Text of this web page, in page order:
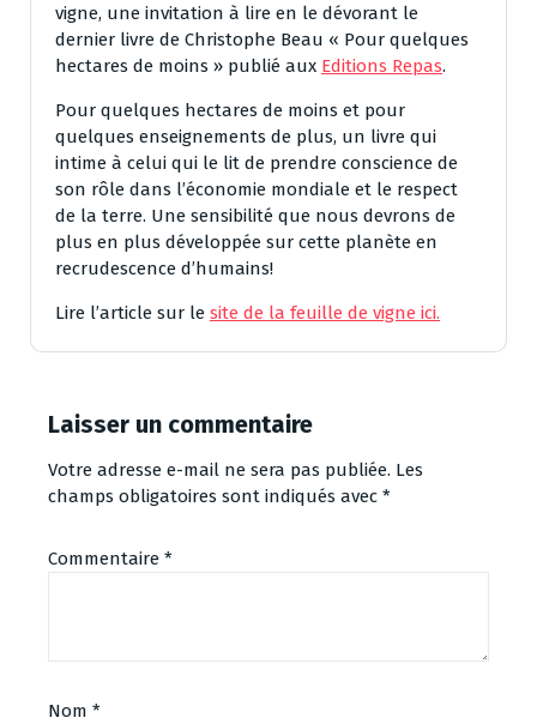
vigne, une invitation à lire en le dévorant le
dernier livre de Christophe Beau « Pour quelques
hectares de moins » publié aux Editions Repas.
Pour quelques hectares de moins et pour
quelques enseignements de plus, un livre qui
intime à celui qui le lit de prendre conscience de
son rôle dans l’économie mondiale et le respect
de la terre. Une sensibilité que nous devrons de
plus en plus développée sur cette planète en
recrudescence d’humains!
Lire l’article sur le site de la feuille de vigne ici.
Laisser un commentaire
Votre adresse e-mail ne sera pas publiée. Les
champs obligatoires sont indiqués avec *
Commentaire *
Nom *